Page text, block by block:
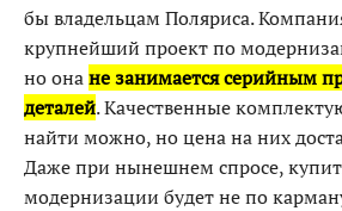
бы владельцам Поляриса.
крупнейший проект по
но онане занимается серийным
деталей. Качественные
найти можно, но цена на них
Даже при нынешнем спросе,
модернизации будет не по